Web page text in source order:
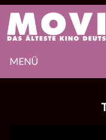
MENÜ